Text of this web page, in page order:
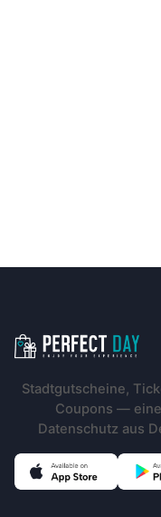
Footer-
Stadtgutscheine,
Coupons —
Datenschutz aus